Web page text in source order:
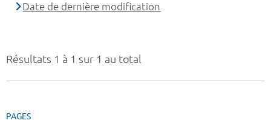
Résultats 1 à 1 sur 1 au total
PAGES
Date de dernière modification